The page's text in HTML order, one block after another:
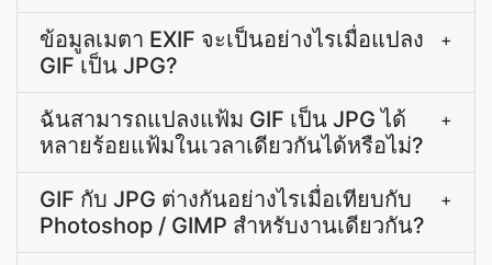
ข้อมูลเมตา EXIF จะเป็นอย่างไรเมื่อแปลง
GIF เป็น JPG?
+
ฉันสามารถแปลงแฟ้ม GIF เป็น JPG ได้
หลายร้อยแฟ้มในเวลาเดียวกันได้หรือไม่?
+
GIF กับ JPG ต่างกันอย่างไรเมื่อเทียบกับ
Photoshop / GIMP สำหรับงานเดียวกัน?
+